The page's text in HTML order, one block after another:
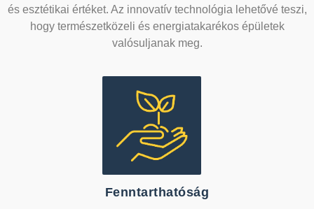
és esztétikai értéket. Az innovatív technológia lehetővé teszi,
hogy természetközeli és energiatakarékos épületek
valósuljanak meg.
Fenntarthatóság